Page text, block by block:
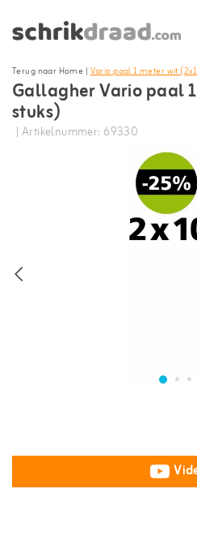
Terug naar Home |Vario paal 1 meter wit
Gallagher Vario paal
stuks)
| Artikelnummer: 69330